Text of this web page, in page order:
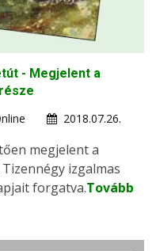
- Megjelent a
2018.07.26.
megjelent a
izgalmas
forgatva.Tovább